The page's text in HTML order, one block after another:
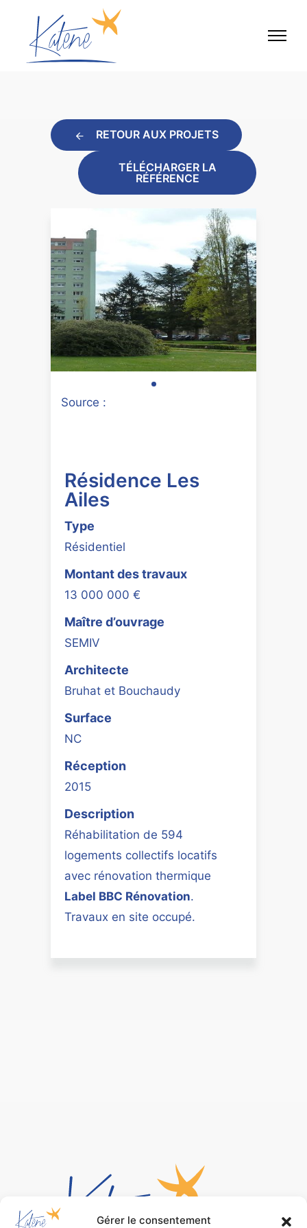
Gérer le consentement
RETOUR AUX PROJETS
TÉLÉCHARGER LA
RÉFÉRENCE
Source :
Résidence Les
Ailes
Type
Résidentiel
Montant des travaux
13 000 000 €
Maître d’ouvrage
SEMIV
Architecte
Bruhat et Bouchaudy
Surface
NC
Réception
2015
Description
Réhabilitation de 594
logements collectifs locatifs
avec rénovation thermique
Label BBC Rénovation.
Travaux en site occupé.